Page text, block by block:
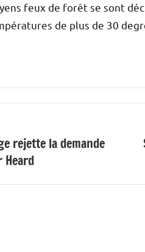
feux de forêt se sont
de plus de 30
rejette la demande
Heard